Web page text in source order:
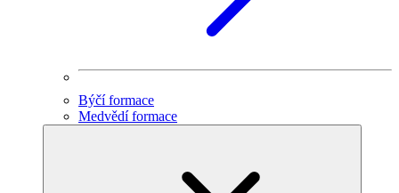
Býčí formace
Medvědí formace